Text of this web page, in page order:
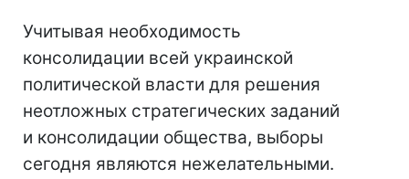
Учитывая необходимость
консолидации всей украинской
политической власти для решения
неотложных стратегических заданий
и консолидации общества, выборы
сегодня являются нежелательными.